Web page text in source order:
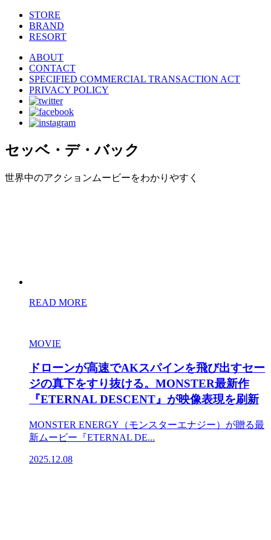
STORE
BRAND
RESORT
ABOUT
CONTACT
SPECIFIED COMMERCIAL TRANSACTION ACT
PRIVACY POLICY
セッベ・デ・バック
世界中のアクションムービーをわかりやすく
READ MORE
MOVIE
ドローンが高速でAKスパインを飛び出すセー
ジの真下をすり抜ける。MONSTER最新作
『ETERNAL DESCENT』が映像表現を刷新
MONSTER ENERGY（モンスターエナジー）が贈る最
新ムービー『ETERNAL DE...
2025.12.08